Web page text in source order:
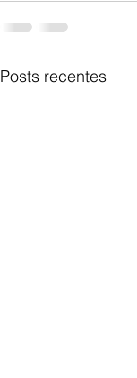
Posts recentes